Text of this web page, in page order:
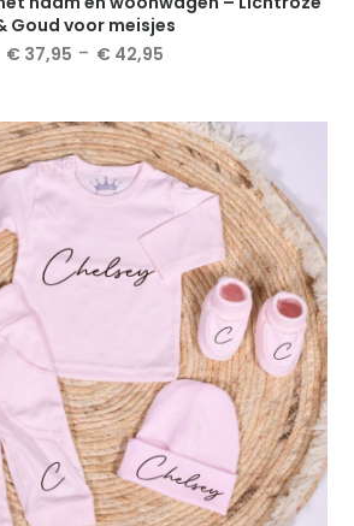
Goud voor meisjes
€37,95 - €42,95Prijsklasse:
€ 42,95
heeft
meerdere
variaties.
Deze
gekozen
worden
productpagina